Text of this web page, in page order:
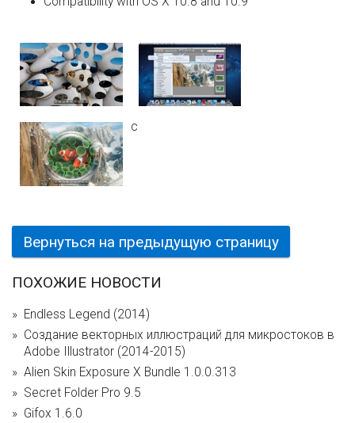
c
Вернуться на предыдущую страницу
ПОХОЖИЕ НОВОСТИ
Endless Legend (2014)
Создание векторных иллюстраций для микростоков в
Adobe Illustrator (2014-2015)
Alien Skin Exposure X Bundle 1.0.0.313
Secret Folder Pro 9.5
Gifox 1.6.0